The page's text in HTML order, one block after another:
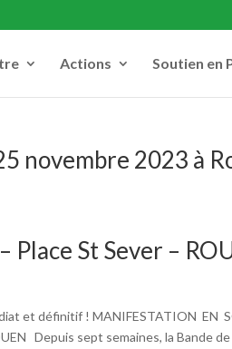
Actions Soutien en
novembre 2023 à
Place St Sever –
et définitif ! MANIFESTATION EN
Depuis sept semaines, la Bande